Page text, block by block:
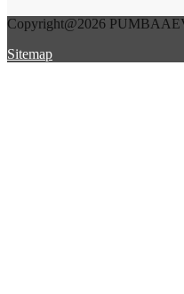
Copyright@2026
Sitemap